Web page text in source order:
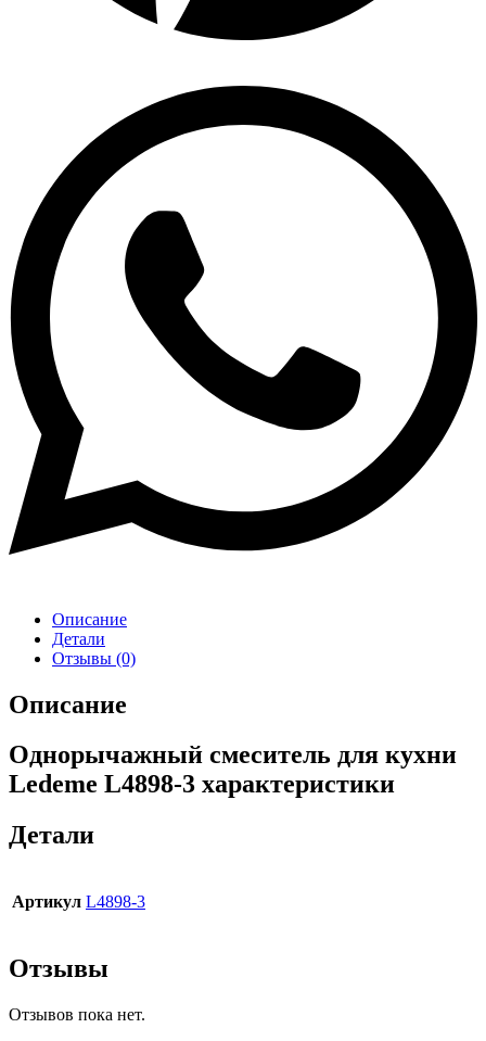
Описание
Детали
Отзывы (0)
Описание
Однорычажный смеситель для кухни
Ledeme L4898-3 характеристики
Детали
Артикул L4898-3
Отзывы
Отзывов пока нет.